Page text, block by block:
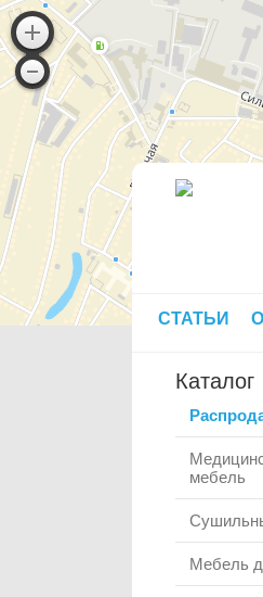
СТАТЬИ
Каталог
мебель
Мебель